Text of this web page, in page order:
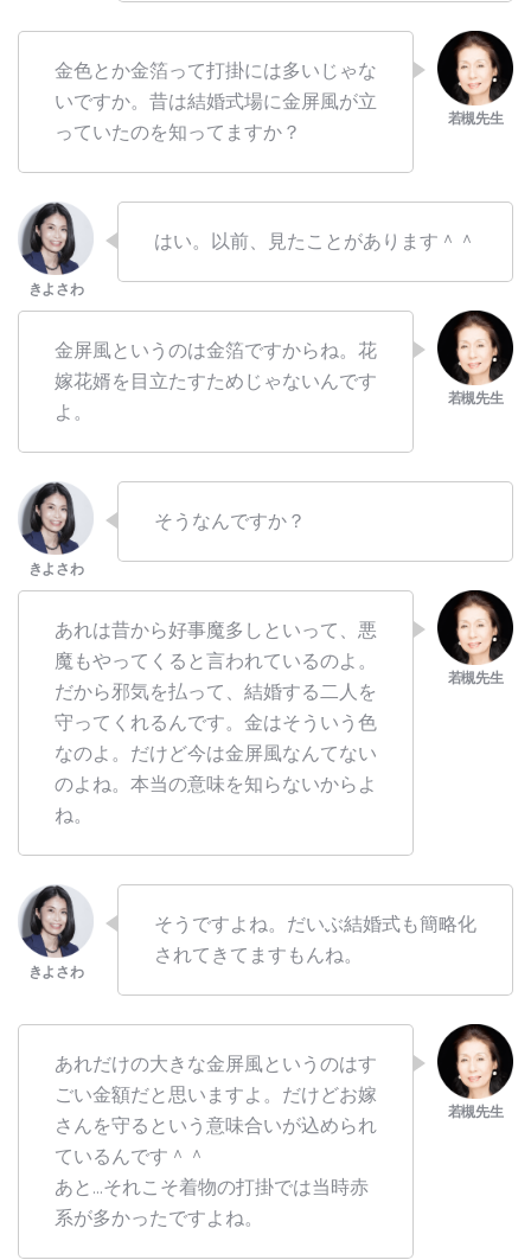
金色とか金箔って打掛には多いじゃな
いですか。昔は結婚式場に金屏風が立
っていたのを知ってますか？
はい。以前、見たことがあります＾＾
金屏風というのは金箔ですからね。花
嫁花婿を目立たすためじゃないんです
よ。
そうなんですか？
あれは昔から好事魔多しといって、悪
魔もやってくると言われているのよ。
だから邪気を払って、結婚する二人を
守ってくれるんです。金はそういう色
なのよ。だけど今は金屏風なんてない
のよね。本当の意味を知らないからよ
ね。
そうですよね。だいぶ結婚式も簡略化
されてきてますもんね。
あれだけの大きな金屏風というのはす
ごい金額だと思いますよ。だけどお嫁
さんを守るという意味合いが込められ
ているんです＾＾
あと…それこそ着物の打掛では当時赤
系が多かったですよね。